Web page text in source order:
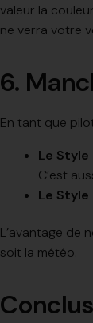
valeur la
ne verra votre
6.
En tant que
Le Style
C’est
Le
L’avantage de
soit la météo.